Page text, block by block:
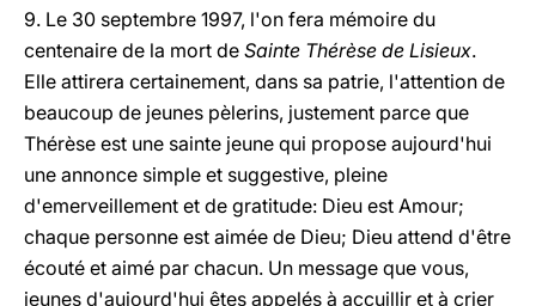
9. Le 30 septembre 1997, l'on fera mémoire du
centenaire de la mort de Sainte Thérèse de Lisieux.
Elle attirera certainement, dans sa patrie, l'attention de
beaucoup de jeunes pèlerins, justement parce que
Thérèse est une sainte jeune qui propose aujourd'hui
une annonce simple et suggestive, pleine
d'emerveillement et de gratitude: Dieu est Amour;
chaque personne est aimée de Dieu; Dieu attend d'être
écouté et aimé par chacun. Un message que vous,
jeunes d'aujourd'hui êtes appelés à accuillir et à crier